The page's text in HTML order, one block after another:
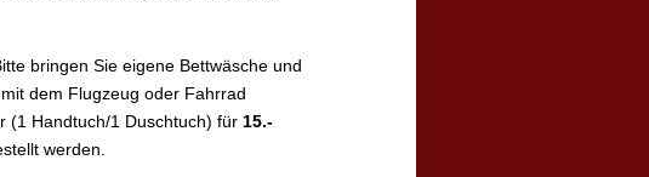
bringen Sie eigene Bettwäsche und
dem Flugzeug oder Fahrrad
(1 Handtuch/1 Duschtuch) für 15.-
werden.